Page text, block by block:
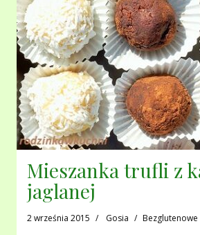
Mieszanka trufli z
jaglanej
2 września 2015 Gosia Bezglutenowe